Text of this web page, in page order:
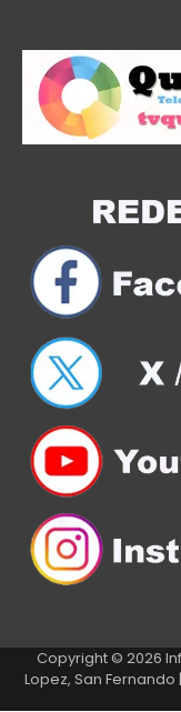
Copyright © 2026
Lopez, San Fernando